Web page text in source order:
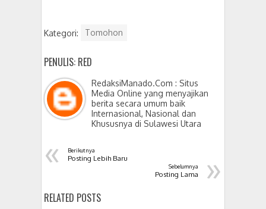
Kategori: Tomohon
PENULIS: RED
RedaksiManado.Com : Situs
Media Online yang menyajikan
berita secara umum baik
Internasional, Nasional dan
Khususnya di Sulawesi Utara
« Berikutnya
Posting Lebih Baru »
Sebelumnya
Posting Lama
RELATED POSTS